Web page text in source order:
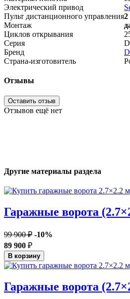
Электрический привод
Пульт дистанционного управления2
Монтаж
Циклов открывания
Серия
Бренд
Страна-изготовитель
Отзывы
Оставить отзыв
Отзывов ещё нет
Другие материалы раздела
Гаражные ворота
99 900 ₽ -10%
89 900 ₽
В корзину
Гаражные ворота